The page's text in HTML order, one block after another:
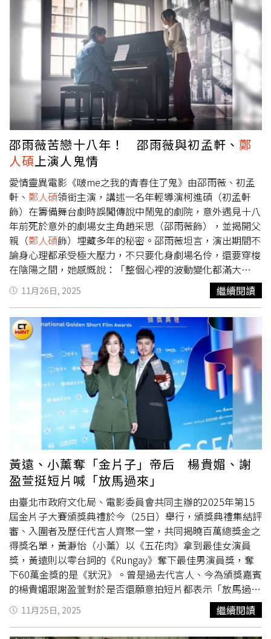
仍得演出溫柔相惜的氛圍，邵雨薇笑說：「那場戲全身貼滿
暖暖包上陣，還要努力微笑不顫抖！」而初孟軒則是苦笑回
憶在基隆劇場相遇那段：「我只要遇到冷空氣就會鼻水狂
流，為了不讓妝花掉還得塞衛生紙止鼻水。」看見鏡頭在拍
自己時都忍不住傻笑，但他也想出禦寒妙招：「每當寒流來
襲，只能靠原地跑步或開合跳讓身體暖起來！」初孟軒
（右）在片中決心陪伴邵雨薇找回一段充滿遺憾的愛戀。
（圖／風暴國際提供）在《啵me之我的青春住了鬼》前導
預告中，由初孟軒、李雪、顏廷儒、陳昱廷、安俊朋組成的
「青春五人幫」，為拯救陷入經濟困境的劇團，決定勇闖鬧
鬼劇院重啟舞台計畫，卻頻頻遇上怪事，出現疑似群魔亂舞
的畫面，邵雨薇飾演的劇院管理者卻堅稱：「這裡沒有
鬼。」更令眾人起疑心。飾演劇場繼承人的賴雅妍在片中飽
受惡夢驚擾。（圖／風暴國際提供）另一方面，飾演劇場繼
承人的賴雅妍深夜驚醒、躺在床上睜大雙眼，似乎被惡夢纏
身，畫面一轉，她在預告最後神情決絕對外界放話：「把劇
場賣了吧！」語氣中卻帶著無奈；而飾演她助理的亮哲則提
醒初孟軒，父親（鄭人碩 飾）當年留下了一部未完成的夢想
劇本《寶釧》，這部劇本似乎正是鬧鬼劇場的關鍵線索，也
讓觀眾更加好奇幕後真相。《啵me之我的青春住了鬼》邵
雨薇和「青春五人幫」一起共度溫馨的劇場時光。（圖／風
暴國際提供）在《啵me之我的青春住了鬼》前導預告中，
還可一窺邵雨薇在劇場中帶領「青春五人幫」度過一段難忘
的時光，飾演「青春五人幫」的李雪與陳昱廷格外感謝邵雨
薇的貼心互動，李雪笑說：「雨薇真的很有氣質，戲裡戲外
都很照顧我們。有時會擔心她會不會覺得我太幼稚，但有一
次我借她捏捏我的紓壓小玩具，她玩得好開心！」陳昱廷則
透露：「雨薇是一個很健談的人，私底下也常常跟我們聊天
互相關心！但她真的很理性，不吃零食、不能跟她分享餅
乾，非常自律。」。電影《啵me之我的青春住了鬼》將於
2026年1月23日全台上映。
邵雨薇苦戀十八年！ 邵雨薇與初孟軒、 鄭
人碩上演人鬼情
愛情靈異電影《啵me之我的青春住了鬼》由邵雨薇、初孟
軒、 鄭人碩領銜主演，講述一名年輕導演柯進碩（初孟軒
飾）在籌備舞台劇時誤闖傳說中鬧鬼的劇院，意外遇見十八
年前死於意外的劇場女主角趙采思（邵雨薇飾），並揭開父
親（鄭人碩飾）埋藏多年的秘密。邵雨薇坦言，演出期間不
論身心理都承受極大壓力，不只要化身劇場名伶，還要穿梭
在陰陽之間，她感慨說：「整個心裡的波動變化都滿大
的。」邵雨薇為在《啵me之我的青春住了鬼》詮釋劇場女
主角趙采思，從開拍前一個月便開始密集訓練戲曲唱腔與身
段，甚至額外學習花劍與槍的動作設計，她表示：「那段時
間幾乎沒有放假，每天都在練唱、練打、練呼吸。專業戲曲
演員要十幾年功夫，我只有一個月，壓力真的很大。」拍攝
期間她持續在片場練習，只為讓每個轉身、眼神與手勢都貼
近真正的戲曲演員。談到與初孟軒的合作，邵雨薇笑說：
「一開始覺得他很安靜，後來發現他超愛搞笑，也喜歡帶動
氣氛，是個讓人放鬆的夥伴。」初孟軒則大讚邵雨薇：「她
真的很仙氣又親切，私下也很直率、有魅力，願意分享表演
與生活經驗，讓現場能量都被點亮！」 鄭人碩
在片中飾演昔
日劇場才子，個性才華洋溢卻背負秘密，他表示：「在《紫
色大稻埕》時我也是劇團團長，這次就把那時候的經驗轉移
過來，雖然年代不同，但是邏輯思維是一樣的。」《啵me
之我的青春住了鬼》中初孟軒在劇場遇見劇團名伶邵雨薇，
兩人一起苦思劇本。（圖／風暴國際提供）《啵me之我的
青春住了鬼》故事橫跨兩代，以劇場為靈魂的容器，交織人
鬼戀、親情糾葛與創作執念，將青春未竟的遺憾幻化為愛的
延續，並以「真愛如鬼，耳聞卻不曾見」作為主題標語，點
出片中愛情的宿命感。《啵me之我的青春住了鬼》將於
2026年1月23日全台上映。
11月26日, 2025 繼續閱讀
黃遠、小薰奪「金片子」帝后 楊貴媚、謝
盈萱挺短片喊「放馬過來」
由臺北市政府文化局、電影委員會共同主辦的2025年第15
屆金片子大賽頒獎典禮於今（25日）舉行，頒獎典禮集結評
審、入圍者及歷任代言人齊聚一堂，共同揭曉百萬總獎金之
得獎名單，黃瀞怡（小薰）以《五花肉》拿到最佳女演員
獎，黃遠則以零台詞的《Rungay》奪下最佳男演員獎，奪
下60萬金獎的是《狀況》。曾是過去代言人、今為頒獎嘉賓
的楊貴媚跟謝盈萱對於是否還願意拍短片都表示「放馬過
來」，而林予晞更搞笑說：「我名字裡沒有貴，我不貴
的！」今年為金片子大賽15周年，影委會特別邀請歷屆代言
11月25日, 2025 繼續閱讀